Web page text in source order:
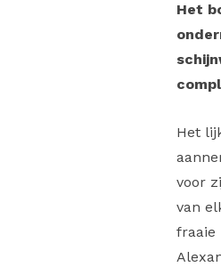
Het
Het
voor
van
fraaie